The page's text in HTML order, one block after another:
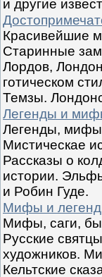
и другие
Красивейшие
Старинные
Лордов,
готическом
Темзы.
Легенды и
Легенды, мифы
Мистическае
Рассказы о
истории.
и Робин Гуде.
Мифы и
Мифы, саги,
Русские
художников.
Кельтские